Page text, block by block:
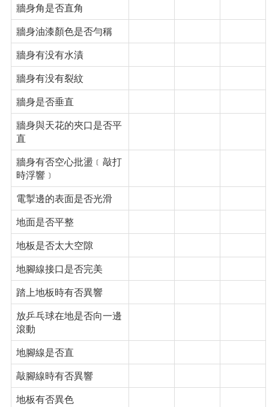
牆身角是否直角
牆身油漆顏色是否勻稱
牆身有没有水漬
牆身有没有裂紋
牆身是否垂直
牆身與天花的夾口是否平
直
牆身有否空心批盪﹝敲打
時浮響﹞
電掣邊的表面是否光滑
地面是否平整
地板是否太大空隙
地腳線接口是否完美
踏上地板時有否異響
放乒乓球在地是否向一邊
滾動
地腳線是否直
敲腳線時有否異響
地板有否異色